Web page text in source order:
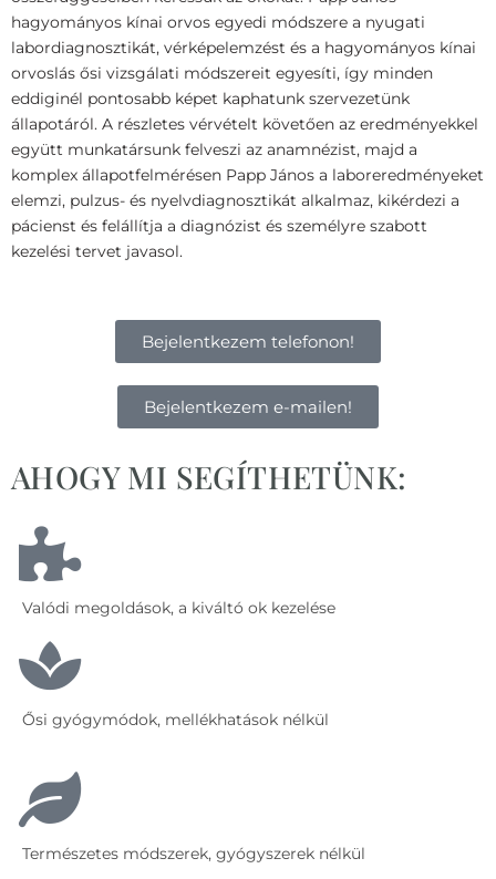
hagyományos kínai orvos egyedi módszere a nyugati
labordiagnosztikát, vérképelemzést és a hagyományos kínai
orvoslás ősi vizsgálati módszereit egyesíti, így minden
eddiginél pontosabb képet kaphatunk szervezetünk
állapotáról. A részletes vérvételt követően az eredményekkel
együtt munkatársunk felveszi az anamnézist, majd a
komplex állapotfelmérésen Papp János a laboreredményeket
elemzi, pulzus- és nyelvdiagnosztikát alkalmaz, kikérdezi a
pácienst és felállítja a diagnózist és személyre szabott
kezelési tervet javasol.
Bejelentkezem telefonon!
Bejelentkezem e-mailen!
AHOGY MI SEGÍTHETÜNK:
Valódi megoldások, a kiváltó ok kezelése
Ősi gyógymódok, mellékhatások nélkül
Természetes módszerek, gyógyszerek nélkül